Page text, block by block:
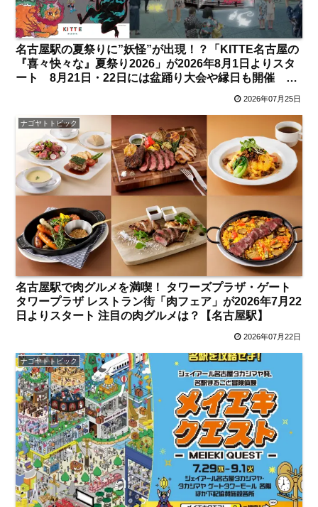
名古屋駅の夏祭りに”妖怪”が出現！？「KITTE名古屋の
『喜々快々な』夏祭り2026」が2026年8月1日よりスタ
ート 8月21日・22日には盆踊り大会や縁日も開催 見
2026年07月25日
ナゴヤトトピック
名古屋駅で肉グルメを満喫！ タワーズプラザ・ゲート
タワープラザ レストラン街「肉フェア」が2026年7月22
日よりスタート 注目の肉グルメは？【名古屋駅】
2026年07月22日
ナゴヤトトピック